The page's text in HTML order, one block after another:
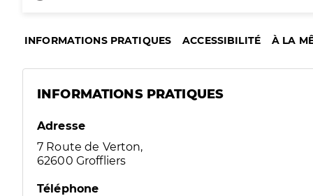
INFORMATIONS PRATIQUES ACCESSIBILITÉ À LA
INFORMATIONS PRATIQUES
Adresse
7 Route de Verton,
62600 Groffliers
Téléphone